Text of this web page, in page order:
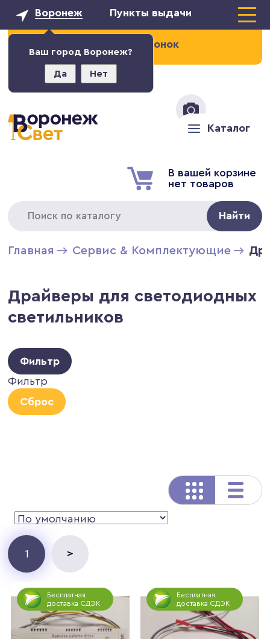
Воронеж
Ваш город Воронеж?
Да Нет
Пункты выдачи
Заказать звонок
+7 (473) 211-02-93
Каталог
В вашей корзине
нет товаров
Найти
Главная Сервис & Комплектующие
Драйверы для светодиодных
светильников
Фильтр
Фильтр
Сброс
1 >
Бесплатная
доставка СДЭК
Бесплатная
доставка СДЭК